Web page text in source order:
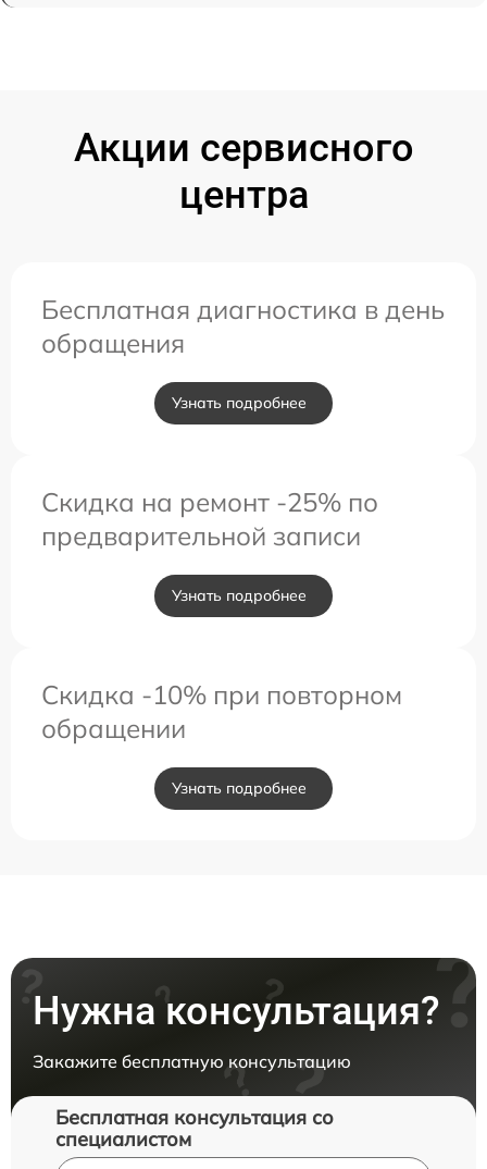
Акции сервисного
центра
Бесплатная диагностика в день
обращения
Узнать подробнее
Скидка на ремонт -25% по
предварительной записи
Узнать подробнее
Скидка -10% при повторном
обращении
Узнать подробнее
Нужна консультация?
Закажите бесплатную консультацию
Бесплатная консультация со
специалистом